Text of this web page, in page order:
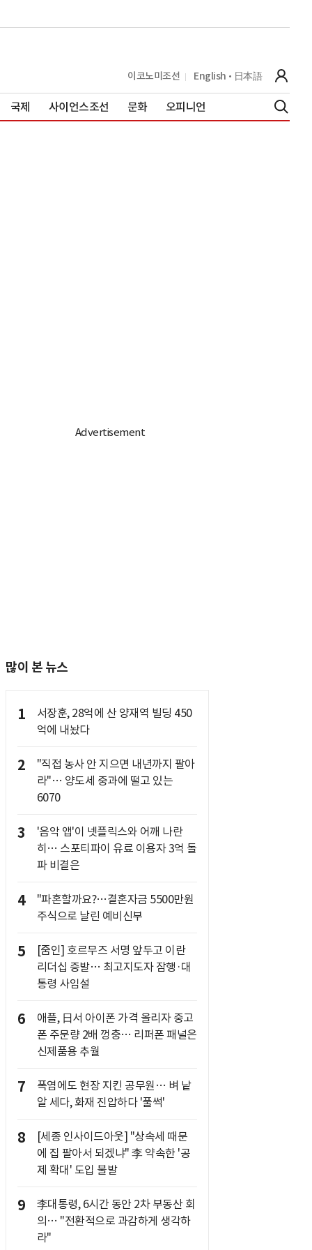
이코노미조선 English 日本語
국제 사이언스조선 문화 오피니언
많이 본 뉴스
1
서장훈, 28억에 산 양재역 빌딩 450
억에 내놨다
2
"직접 농사 안 지으면 내년까지 팔아
라"… 양도세 중과에 떨고 있는
6070
3
'음악 앱'이 넷플릭스와 어깨 나란
히… 스포티파이 유료 이용자 3억 돌
파 비결은
4
"파혼할까요?…결혼자금 5500만원
주식으로 날린 예비신부
5
[줌인] 호르무즈 서명 앞두고 이란
리더십 증발… 최고지도자 잠행·대
통령 사임설
6
애플, 日서 아이폰 가격 올리자 중고
폰 주문량 2배 껑충… 리퍼폰 패널은
신제품용 추월
7
폭염에도 현장 지킨 공무원… 벼 낱
알 세다, 화재 진압하다 '풀썩'
8
[세종 인사이드아웃] "상속세 때문
에 집 팔아서 되겠냐" 李 약속한 '공
제 확대' 도입 불발
9
李대통령, 6시간 동안 2차 부동산 회
의… "전환적으로 과감하게 생각하
라"